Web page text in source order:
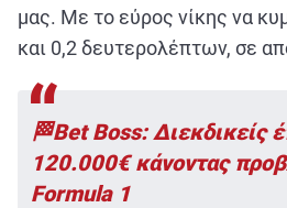
μας. Με το εύρος νίκης να
και 0,2 δευτερολέπτων, σε
🏁Bet Boss: Διεκδικείς
120.000€ κάνοντας
Formula 1